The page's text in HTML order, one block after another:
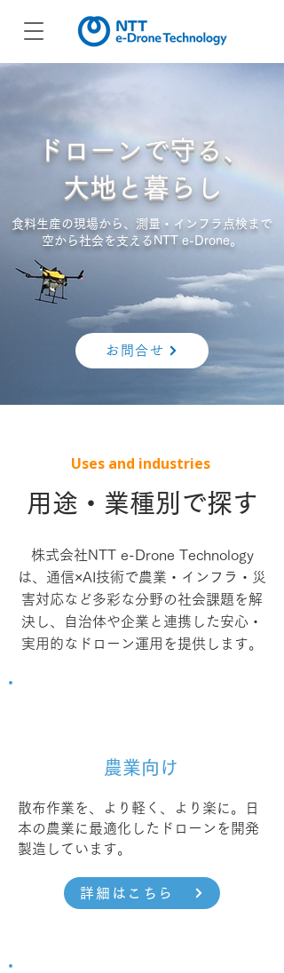
ドローンで守る、
大地と暮らし
食料生産の現場から、測量・インフラ点検まで
​空から社会を支えるNTT e-Drone。
お問合せ
Uses and industries
用途・業種別で探す
株式会社NTT e-Drone Technology
は、通信×AI技術で農業・インフラ・災
害対応など多彩な分野の社会課題を解
決し、自治体や企業と連携した安心・
実用的なドローン運用を提供します。
農業向け
散布作業を、より軽く、より楽に。日
本の農業に最適化したドローンを開発
製造しています。
詳細はこちら